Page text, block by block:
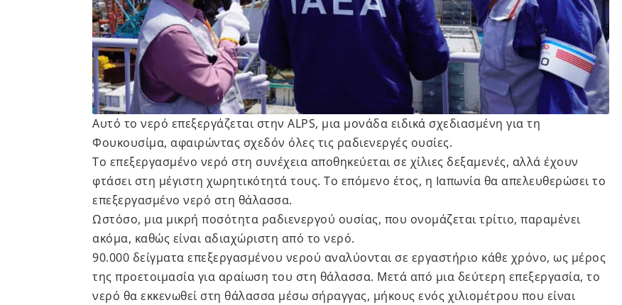
Αυτό το νερό επεξεργάζεται στην ALPS, μια μονάδα ειδικά σχεδιασμένη για τη
Φουκουσίμα, αφαιρώντας σχεδόν όλες τις ραδιενεργές ουσίες.
Το επεξεργασμένο νερό στη συνέχεια αποθηκεύεται σε χίλιες δεξαμενές, αλλά έχουν
φτάσει στη μέγιστη χωρητικότητά τους. Το επόμενο έτος, η Ιαπωνία θα απελευθερώσει το
επεξεργασμένο νερό στη θάλασσα.
Ωστόσο, μια μικρή ποσότητα ραδιενεργού ουσίας, που ονομάζεται τρίτιο, παραμένει
ακόμα, καθώς είναι αδιαχώριστη από το νερό.
90.000 δείγματα επεξεργασμένου νερού αναλύονται σε εργαστήριο κάθε χρόνο, ως μέρος
της προετοιμασία για αραίωση του στη θάλασσα. Μετά από μια δεύτερη επεξεργασία, το
νερό θα εκκενωθεί στη θάλασσα μέσω σήραγγας, μήκους ενός χιλιομέτρου που είναι